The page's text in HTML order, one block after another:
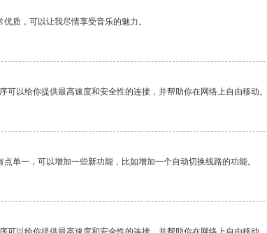
质，可以让我尽情享受音乐的魅力。
可以给你提供最高速度和安全性的连接，并帮助你在网络上自由移动。
单一，可以增加一些新功能，比如增加一个自动切换线路的功能。